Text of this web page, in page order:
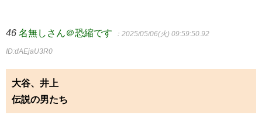
46 名無しさん＠恐縮です ：2025/05/06(火) 09:59:50.92
ID:dAEjaU3R0
大谷、井上
伝説の男たち